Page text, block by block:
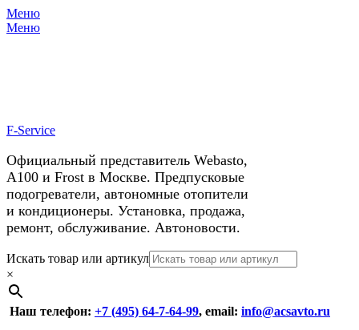
Меню
Меню
F-Service
Официальный представитель Webasto,
А100 и Frost в Москве. Предпусковые
подогреватели, автономные отопители
и кондиционеры. Установка, продажа,
ремонт, обслуживание. Автоновости.
Header
Right
Menu
Перейти
к
содержимому
Искать товар или артикул
×
Наш телефон: +7 (495) 64-7-64-99, email: info@acsavto.ru
У нас космические скидки на